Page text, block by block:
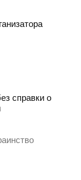
справки о